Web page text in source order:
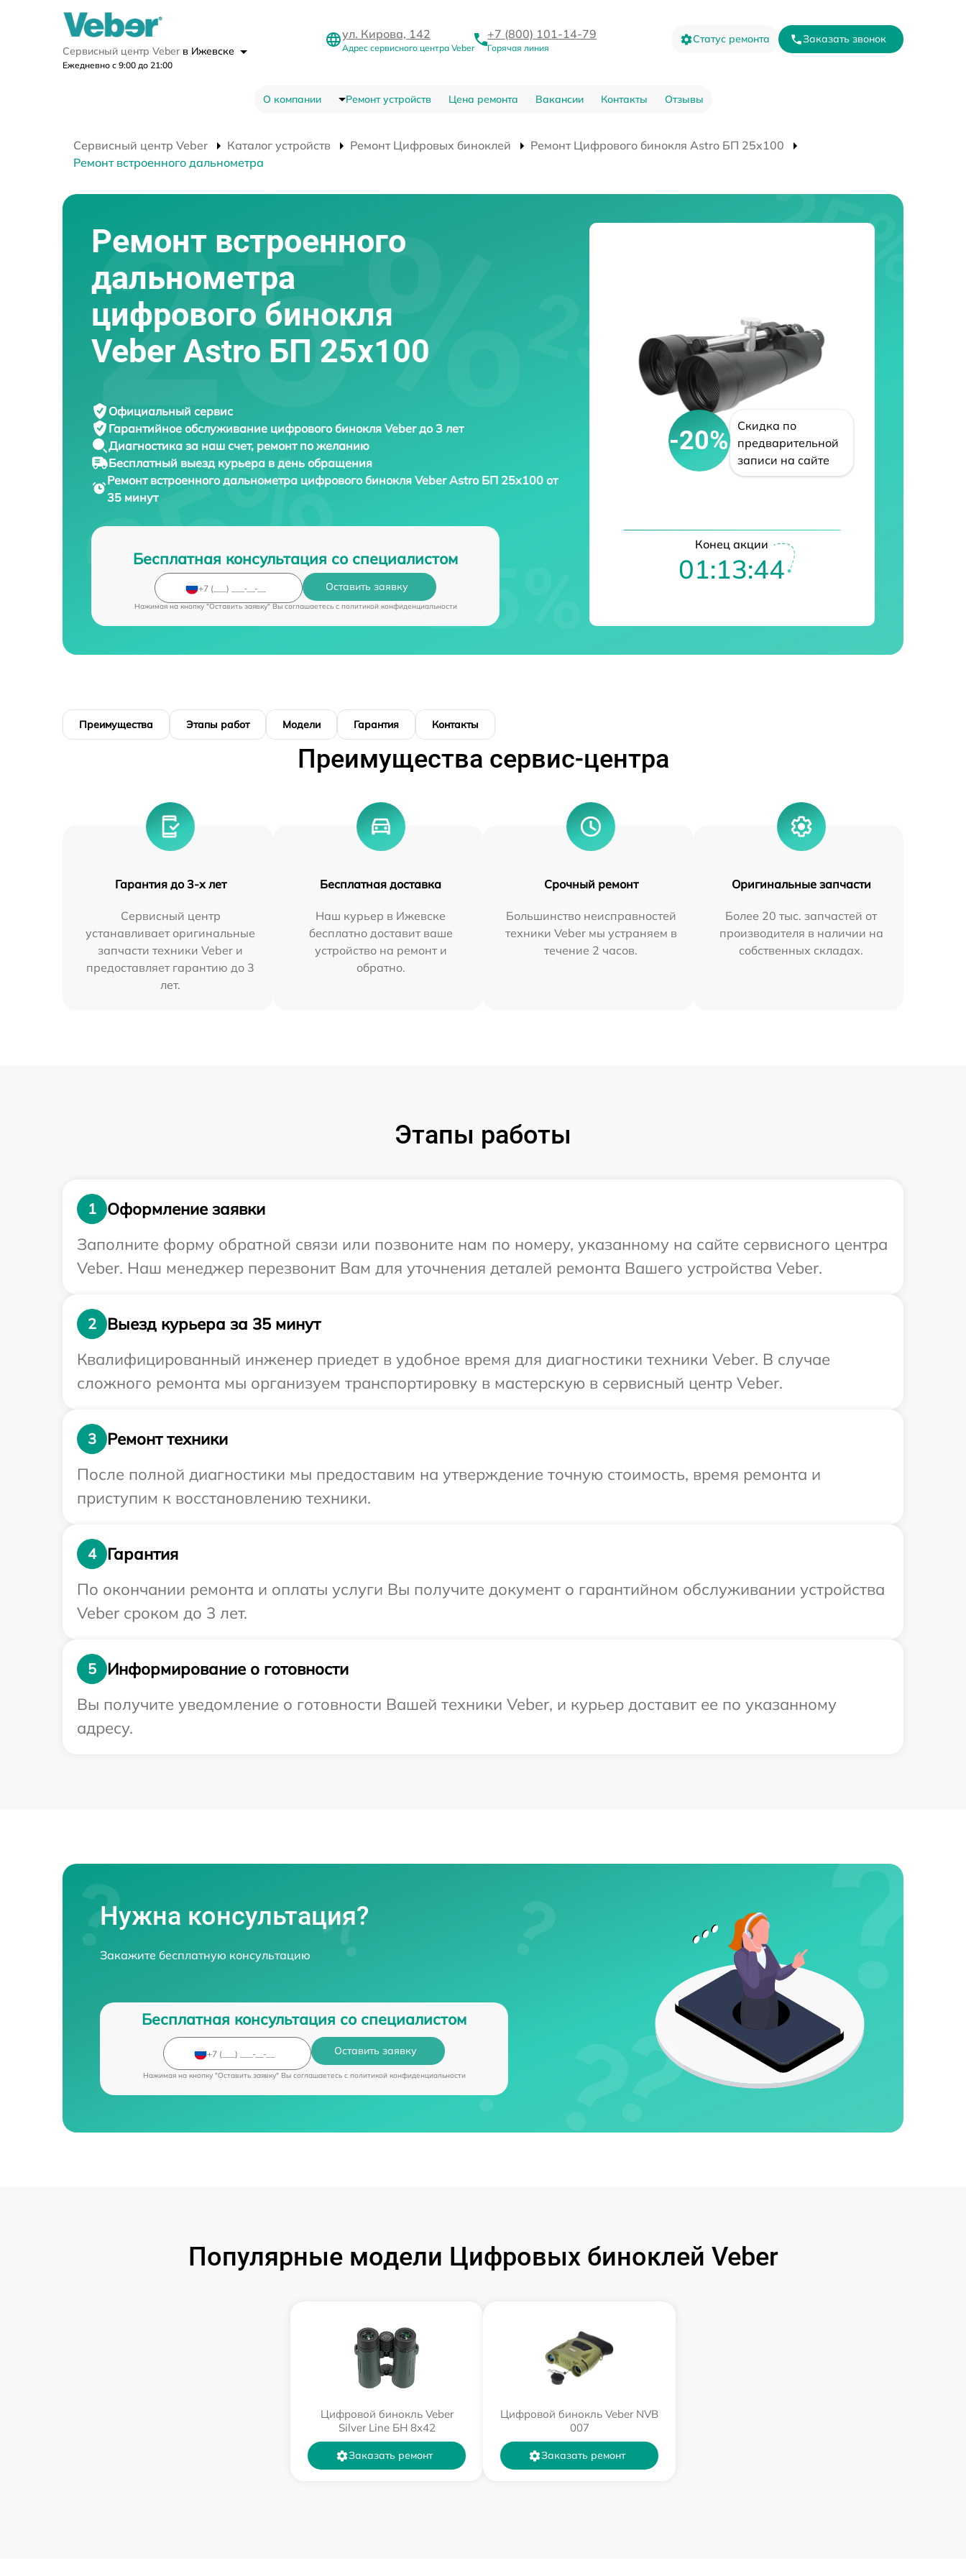
Сервисный центр Veber в Ижевске
Ежедневно с 9:00 до 21:00
ул. Кирова, 142
Адрес сервисного центра Veber
+7 (800) 101-14-79
Горячая линия
Статус ремонта Заказать звонок
О компании Ремонт устройств Цена ремонта Вакансии Контакты Отзывы
Сервисный центр Veber Каталог устройств Ремонт Цифровых биноклей
Ремонт Цифрового бинокля Astro БП 25x100
Ремонт встроенного дальнометра
Ремонт встроенного
дальнометра
цифрового бинокля
Veber Astro БП 25x100
Официальный сервис
Гарантийное обслуживание цифрового бинокля Veber до 3 лет
Диагностика за наш счет, ремонт по желанию
Бесплатный выезд курьера в день обращения
Ремонт встроенного дальнометра цифрового бинокля Veber Astro БП 25x100 от
35 минут
Бесплатная консультация со специалистом
Оставить заявку
Нажимая на кнопку "Оставить заявку" Вы соглашаетесь c политикой конфиденциальности
-20%
Скидка по
предварительной
записи на сайте
Конец акции
01:13:43
Преимущества Этапы работ Модели Гарантия Контакты
Преимущества сервис-центра
Гарантия до 3-х лет
Сервисный центр
устанавливает оригинальные
запчасти техники Veber и
предоставляет гарантию до 3
лет.
Бесплатная доставка
Наш курьер в Ижевске
бесплатно доставит ваше
устройство на ремонт и
обратно.
Срочный ремонт
Большинство неисправностей
техники Veber мы устраняем в
течение 2 часов.
Оригинальные запчасти
Более 20 тыс. запчастей от
производителя в наличии на
собственных складах.
Этапы работы
1
Оформление заявки
Заполните форму обратной связи или позвоните нам по номеру, указанному на сайте сервисного центра
Veber. Наш менеджер перезвонит Вам для уточнения деталей ремонта Вашего устройства Veber.
2
Выезд курьера за 35 минут
Квалифицированный инженер приедет в удобное время для диагностики техники Veber. В случае
сложного ремонта мы организуем транспортировку в мастерскую в сервисный центр Veber.
3
Ремонт техники
После полной диагностики мы предоставим на утверждение точную стоимость, время ремонта и
приступим к восстановлению техники.
4
Гарантия
По окончании ремонта и оплаты услуги Вы получите документ о гарантийном обслуживании устройства
Veber сроком до 3 лет.
5
Информирование о готовности
Вы получите уведомление о готовности Вашей техники Veber, и курьер доставит ее по указанному
адресу.
Нужна консультация?
Закажите бесплатную консультацию
Бесплатная консультация со специалистом
Оставить заявку
Нажимая на кнопку "Оставить заявку" Вы соглашаетесь c политикой конфиденциальности
Популярные модели Цифровых биноклей Veber
Цифровой бинокль Veber
Silver Line БН 8x42
Заказать ремонт
Цифровой бинокль Veber NVB
007
Заказать ремонт